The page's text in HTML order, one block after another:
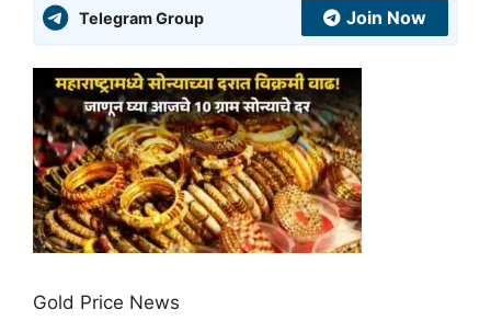
Telegram Group Join Now
Gold Price News